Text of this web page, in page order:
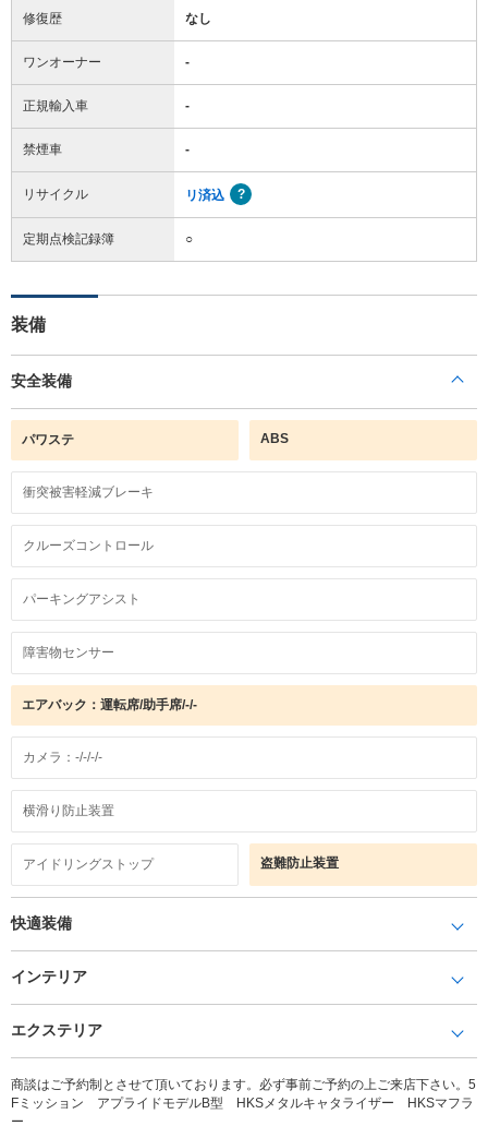
修復歴 なし
ワンオーナー -
正規輸入車 -
禁煙車 -
リサイクル リ済込
定期点検記録簿 ○
装備
安全装備
パワステ ABS
衝突被害軽減ブレーキ
クルーズコントロール
パーキングアシスト
障害物センサー
エアバック：運転席/助手席/-/-
カメラ：-/-/-/-
横滑り防止装置
アイドリングストップ 盗難防止装置
快適装備
インテリア
エクステリア
商談はご予約制とさせて頂いております。必ず事前ご予約の上ご来店下さい。5
Fミッション アプライドモデルB型 HKSメタルキャタライザー HKSマフラ
ー